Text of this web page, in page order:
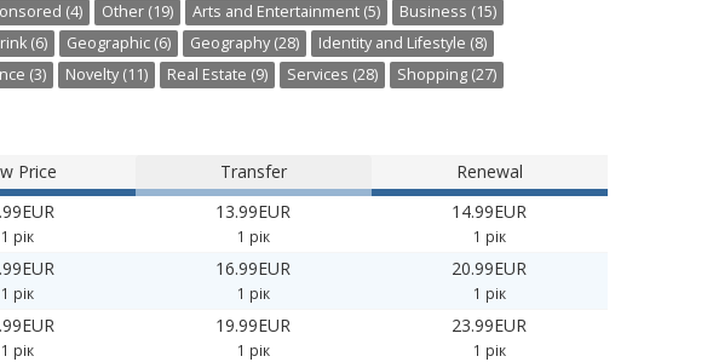
(4) Other (19) Arts and Entertainment (5)
Business (15)
(6) Geographic (6) Geography (28)
Identity and Lifestyle (8)
(3) Novelty (11) Real Estate (9) Services (28)
Shopping (27)
Price Transfer Renewal
1 рік
13.99EUR
1 рік
14.99EUR
1 рік
1 рік
16.99EUR
1 рік
20.99EUR
1 рік
1 рік
19.99EUR
1 рік
23.99EUR
1 рік